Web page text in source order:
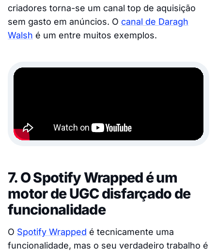
criadores torna-se um canal top de aquisição
sem gasto em anúncios. O canal de Daragh
Walsh é um entre muitos exemplos.
7. O Spotify Wrapped é um
motor de UGC disfarçado de
funcionalidade
O Spotify Wrapped é tecnicamente uma
funcionalidade, mas o seu verdadeiro trabalho é